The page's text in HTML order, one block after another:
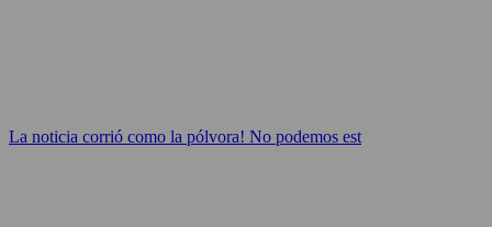
La noticia corrió como la pólvora! No podemos est